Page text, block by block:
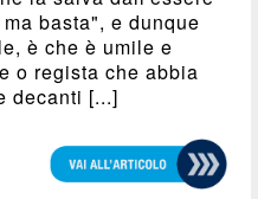
basta", e dunque
è che è umile e
o regista che abbia
decanti [...]